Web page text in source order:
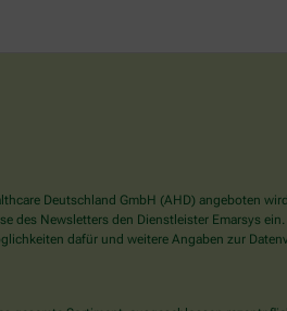
Deutschland GmbH (AHD) angeboten
des Newsletters den Dienstleister Emarsys
dafür und weitere Angaben zur